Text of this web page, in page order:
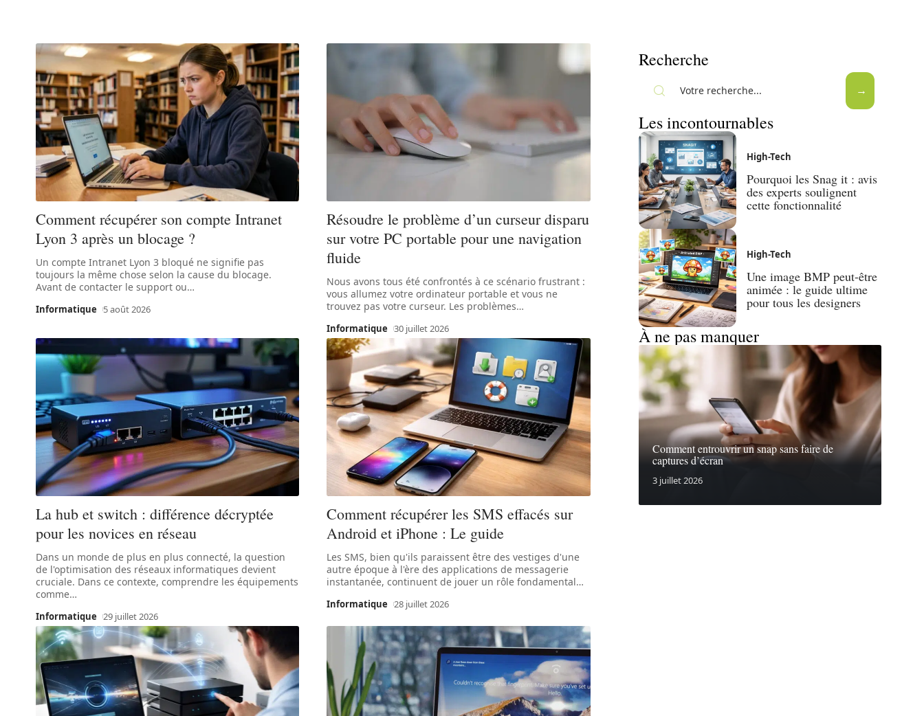
Comment récupérer son compte Intranet
Lyon 3 après un blocage ?
Un compte Intranet Lyon 3 bloqué ne signifie pas
toujours la même chose selon la cause du blocage.
Avant de contacter le support ou…
Informatique 5 août 2026
Résoudre le problème d’un curseur disparu
sur votre PC portable pour une navigation
fluide
Nous avons tous été confrontés à ce scénario frustrant :
vous allumez votre ordinateur portable et vous ne
trouvez pas votre curseur. Les problèmes…
Informatique 30 juillet 2026
La hub et switch : différence décryptée
pour les novices en réseau
Dans un monde de plus en plus connecté, la question
de l'optimisation des réseaux informatiques devient
cruciale. Dans ce contexte, comprendre les équipements
comme…
Informatique 29 juillet 2026
Comment récupérer les SMS effacés sur
Android et iPhone : Le guide
Les SMS, bien qu'ils paraissent être des vestiges d'une
autre époque à l'ère des applications de messagerie
instantanée, continuent de jouer un rôle fondamental…
Informatique 28 juillet 2026
Recherche
Les incontournables
High-Tech
Pourquoi les Snag it : avis
des experts soulignent
cette fonctionnalité
High-Tech
Une image BMP peut-être
animée : le guide ultime
pour tous les designers
À ne pas manquer
Comment entrouvrir un snap sans faire de
captures d’écran
3 juillet 2026